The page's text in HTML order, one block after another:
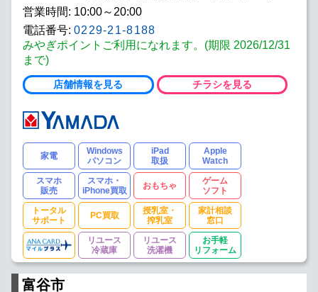
営業時間: 10:00～20:00
電話番号: 0229-21-8188
みやぎポイントご利用になれます。(期限 2026/12/31
まで)
店舗情報を見る チラシを見る
家電
Windows
パソコン
iPad
取扱
Apple
Watch
スマホ
販売
スマホ・
iPhone買取
おもちゃ
ゲーム
ソフト
トータル
サポート
PC買取
授乳室・
搾乳室
家計相談
窓口
リユース
冷蔵庫
リユース
洗濯機
お手軽
リフォーム
富谷市